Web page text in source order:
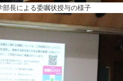
部長による委嘱状授与の様子